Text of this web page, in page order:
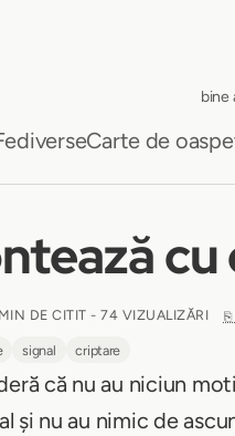
bine
Carte de
DE CITIT - 74 VIZUALIZĂRI ⎘
signal criptare
că nu au niciun
și nu au nimic de